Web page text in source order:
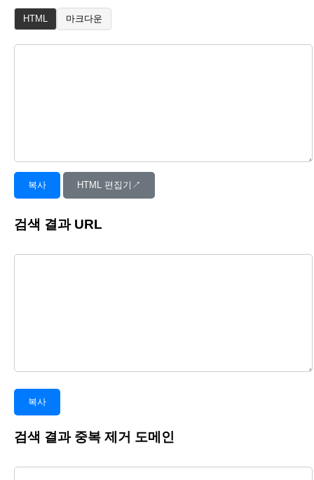
HTML 마크다운
복사 HTML 편집기↗︎
검색 결과 URL
복사
검색 결과 중복 제거 도메인